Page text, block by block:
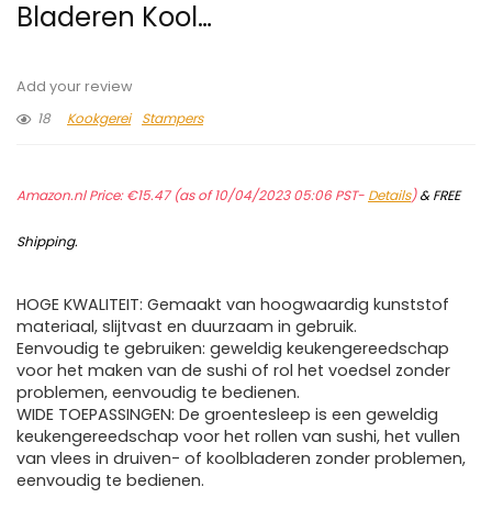
Bladeren Kool…
Add your review
18
Kookgerei Stampers
Amazon.nl Price:€15.47(as of 10/04/2023 05:06 PST- Details)&FREE
Shipping.
HOGE KWALITEIT: Gemaakt van hoogwaardig kunststof
materiaal, slijtvast en duurzaam in gebruik.
Eenvoudig te gebruiken: geweldig keukengereedschap
voor het maken van de sushi of rol het voedsel zonder
problemen, eenvoudig te bedienen.
WIDE TOEPASSINGEN: De groentesleep is een geweldig
keukengereedschap voor het rollen van sushi, het vullen
van vlees in druiven- of koolbladeren zonder problemen,
eenvoudig te bedienen.